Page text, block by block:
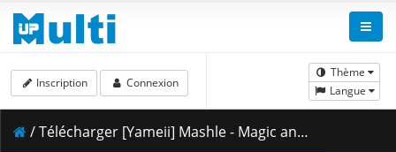
Thème
Langue
Inscription Connexion
/ Télécharger [Yameii] Mashle - Magic and Muscles - S02E12 [English Dub] [CR WEB-DL 1080p] [3E61CAEA].mkv.001 ( 456.87 MB )